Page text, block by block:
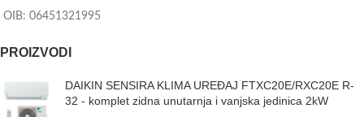
OIB: 06451321995
PROIZVODI
DAIKIN SENSIRA KLIMA UREĐAJ FTXC20E/RXC20E R-
32 - komplet zidna unutarnja i vanjska jedinica 2kW